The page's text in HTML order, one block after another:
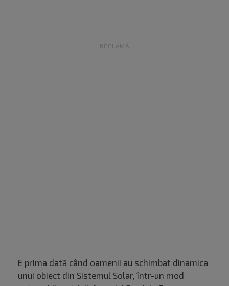
RECLAMĂ
E prima dată când oamenii au schimbat dinamica
unui obiect din Sistemul Solar, într-un mod